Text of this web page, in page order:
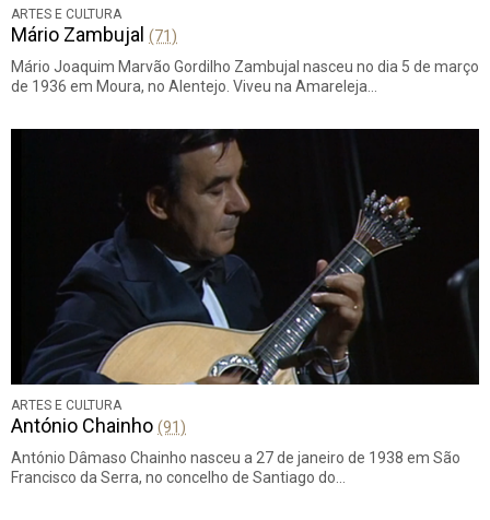
ARTES E CULTURA
Mário Zambujal (71)
Mário Joaquim Marvão Gordilho Zambujal nasceu no dia 5 de março
de 1936 em Moura, no Alentejo. Viveu na Amareleja…
ARTES E CULTURA
António Chainho (91)
António Dâmaso Chainho nasceu a 27 de janeiro de 1938 em São
Francisco da Serra, no concelho de Santiago do…